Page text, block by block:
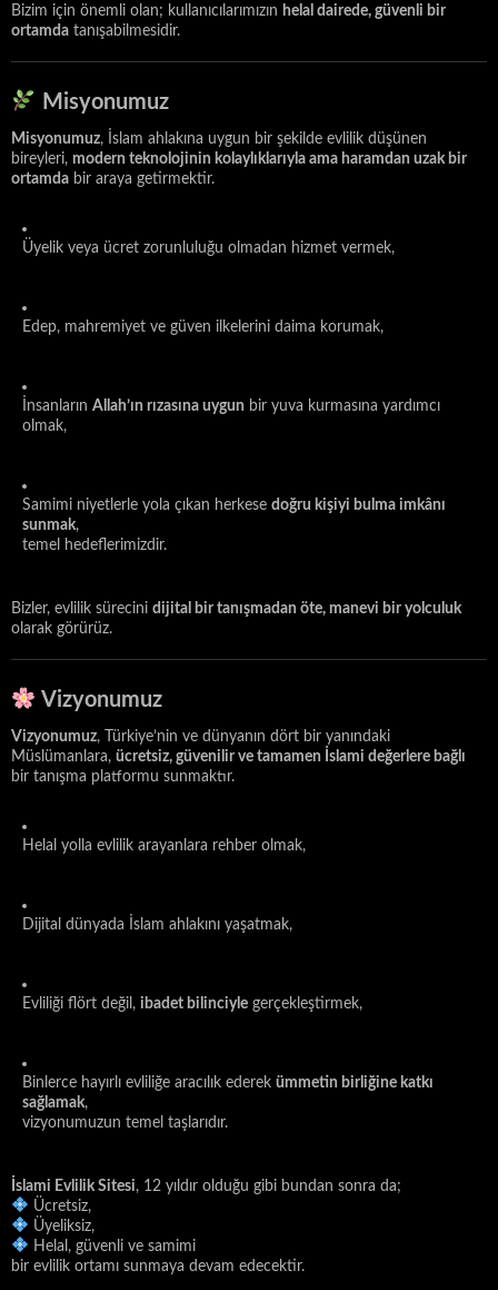
Bizim için önemli olan; kullanıcılarımızın helal dairede, güvenli bir
ortamda tanışabilmesidir.
Misyonumuz
Misyonumuz, İslam ahlakına uygun bir şekilde evlilik düşünen
bireyleri, modern teknolojinin kolaylıklarıyla ama haramdan uzak bir
ortamda bir araya getirmektir.
Üyelik veya ücret zorunluluğu olmadan hizmet vermek,
Edep, mahremiyet ve güven ilkelerini daima korumak,
İnsanların Allah’ın rızasına uygun bir yuva kurmasına yardımcı
olmak,
Samimi niyetlerle yola çıkan herkese doğru kişiyi bulma imkânı
sunmak,
temel hedeflerimizdir.
Bizler, evlilik sürecini dijital bir tanışmadan öte, manevi bir yolculuk
olarak görürüz.
Vizyonumuz
Vizyonumuz, Türkiye’nin ve dünyanın dört bir yanındaki
Müslümanlara, ücretsiz, güvenilir ve tamamen İslami değerlere bağlı
bir tanışma platformu sunmaktır.
Helal yolla evlilik arayanlara rehber olmak,
Dijital dünyada İslam ahlakını yaşatmak,
Evliliği flört değil, ibadet bilinciyle gerçekleştirmek,
Binlerce hayırlı evliliğe aracılık ederek ümmetin birliğine katkı
sağlamak,
vizyonumuzun temel taşlarıdır.
İslami Evlilik Sitesi, 12 yıldır olduğu gibi bundan sonra da;
Ücretsiz,
Üyeliksiz,
Helal, güvenli ve samimi
bir evlilik ortamı sunmaya devam edecektir.